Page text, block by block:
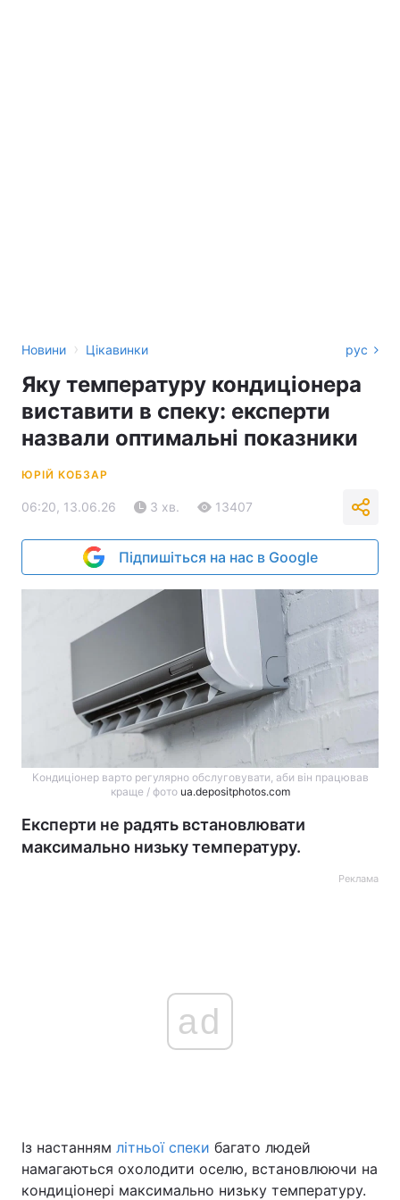
Новини › Цікавинки рус
Яку температуру кондиціонера
виставити в спеку: експерти
назвали оптимальні показники
ЮРІЙ КОБЗАР
06:20, 13.06.26 3 хв. 13407
Підпишіться на нас в Google
Кондиціонер варто регулярно обслуговувати, аби він працював
краще / фото ua.depositphotos.com
Експерти не радять встановлювати
максимально низьку температуру.
Реклама
ad
Із настанням літньої спеки багато людей
намагаються охолодити оселю, встановлюючи на
кондиціонері максимально низьку температуру.